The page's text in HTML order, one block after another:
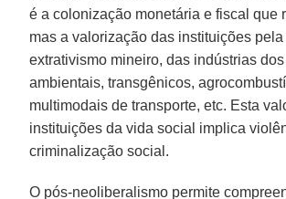
é a colonização monetária e fiscal que
mas a valorização das instituições
extrativismo mineiro, das indústrias
ambientais, transgênicos,
multimodais de transporte, etc. Esta
instituições da vida social implica
criminalização social.
O pós-neoliberalismo permite